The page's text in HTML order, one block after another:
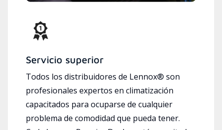
Servicio superior
Todos los distribuidores de Lennox® son
profesionales expertos en climatización
capacitados para ocuparse de cualquier
problema de comodidad que pueda tener.